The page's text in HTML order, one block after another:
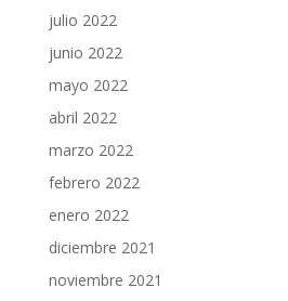
julio 2022
junio 2022
mayo 2022
abril 2022
marzo 2022
febrero 2022
enero 2022
diciembre 2021
noviembre 2021